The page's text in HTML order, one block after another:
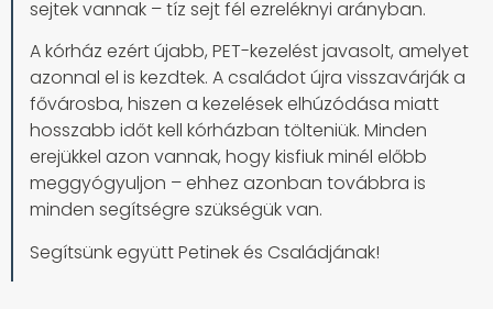
sejtek vannak – tíz sejt fél ezreléknyi arányban.
A kórház ezért újabb, PET-kezelést javasolt, amelyet
azonnal el is kezdtek. A családot újra visszavárják a
fővárosba, hiszen a kezelések elhúzódása miatt
hosszabb időt kell kórházban tölteniük. Minden
erejükkel azon vannak, hogy kisfiuk minél előbb
meggyógyuljon – ehhez azonban továbbra is
minden segítségre szükségük van.
Segítsünk együtt Petinek és Családjának!